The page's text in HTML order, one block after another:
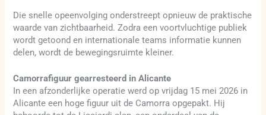
Die snelle opeenvolging onderstreept opnieuw de praktische
waarde van zichtbaarheid. Zodra een voortvluchtige publiek
wordt getoond en internationale teams informatie kunnen
delen, wordt de bewegingsruimte kleiner.
Camorrafiguur gearresteerd in Alicante
In een afzonderlijke operatie werd op vrijdag 15 mei 2026 in
Alicante een hoge figuur uit de Camorra opgepakt. Hij